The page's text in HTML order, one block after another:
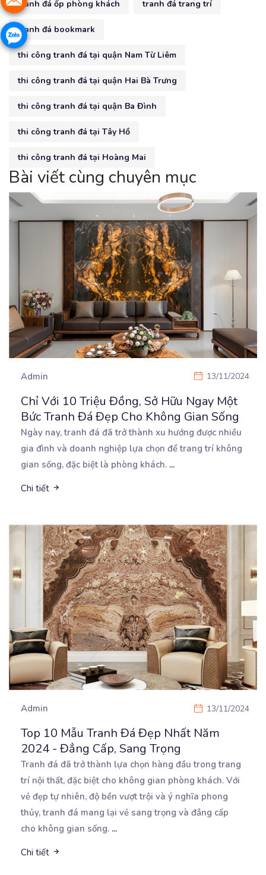
tranh đá ốp phòng khách tranh đá trang trí
tranh đá bookmark
thi công tranh đá tại quận Nam Từ Liêm
thi công tranh đá tại quận Hai Bà Trưng
thi công tranh đá tại quận Ba Đình
thi công tranh đá tại Tây Hồ
thi công tranh đá tại Hoàng Mai
Bài viết cùng chuyên mục
Admin 13/11/2024
Chỉ Với 10 Triệu Đồng, Sở Hữu Ngay Một
Bức Tranh Đá Đẹp Cho Không Gian Sống
Ngày nay, tranh đá đã trở thành xu hướng được nhiều
gia đình và doanh nghiệp lựa chọn để trangtrí không
gian sống, đặc biệt là phòng khách. ...
Chi tiết
Admin 13/11/2024
Top 10 Mẫu Tranh Đá Đẹp Nhất Năm
2024 - Đẳng Cấp, Sang Trọng
Tranh đá đã trở thành lựa chọn hàng đầu trong trang
trí nội thất, đặc biệt cho không gian phòng khách. Với
vẻ đẹp tự nhiên, độ bền vượt trội và ý nghĩa phong
thủy, tranh đá mang lại vẻ sang trọng và đẳng cấp
cho không gian sống. ...
Chi tiết